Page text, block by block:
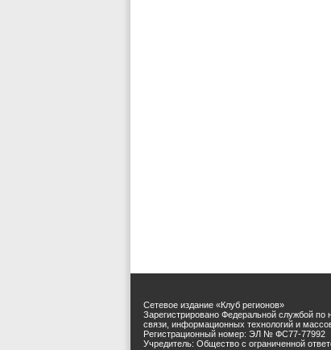
Сетевое издание «Клуб регионов»
Зарегистрировано Федеральной службой по
связи, информационных технологий и
Регистрационный номер: ЭЛ № ФС77-77992
Учредитель: Общество с ограниченной